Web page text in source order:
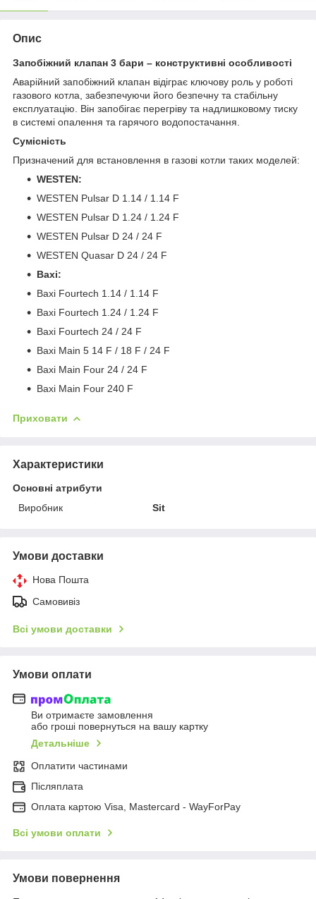
Опис
Запобіжний клапан 3 бари – конструктивні особливості
Аварійний запобіжний клапан відіграє ключову роль у роботі
газового котла, забезпечуючи його безпечну та стабільну
експлуатацію. Він запобігає перегріву та надлишковому тиску
в системі опалення та гарячого водопостачання.
Сумісність
Призначений для встановлення в газові котли таких моделей:
WESTEN:
WESTEN Pulsar D 1.14 / 1.14 F
WESTEN Pulsar D 1.24 / 1.24 F
WESTEN Pulsar D 24 / 24 F
WESTEN Quasar D 24 / 24 F
Baxi:
Baxi Fourtech 1.14 / 1.14 F
Baxi Fourtech 1.24 / 1.24 F
Baxi Fourtech 24 / 24 F
Baxi Main 5 14 F / 18 F / 24 F
Baxi Main Four 24 / 24 F
Baxi Main Four 240 F
Приховати
Характеристики
Основні атрибути
Виробник
Sit
Умови доставки
Нова Пошта
Самовивіз
Всі умови доставки
Умови оплати
Ви отримаєте замовлення
або гроші повернуться на вашу картку
Детальніше
Оплатити частинами
Післяплата
Оплата картою Visa, Mastercard - WayForPay
Всі умови оплати
Умови повернення